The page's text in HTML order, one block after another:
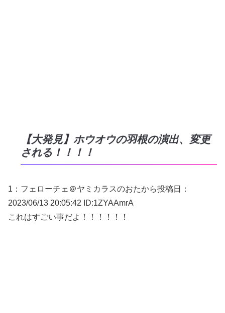
【大発見】ホウオウの羽根の演出、変更
される！！！！
1： フェローチェ＠ヤミカラスのおたから投稿日：
2023/06/13 20:05:42 ID:1ZYAAmrA
これはすごい事だよ！！！！！！